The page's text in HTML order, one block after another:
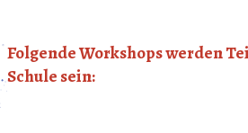
Folgende Workshops werden
Schule sein: